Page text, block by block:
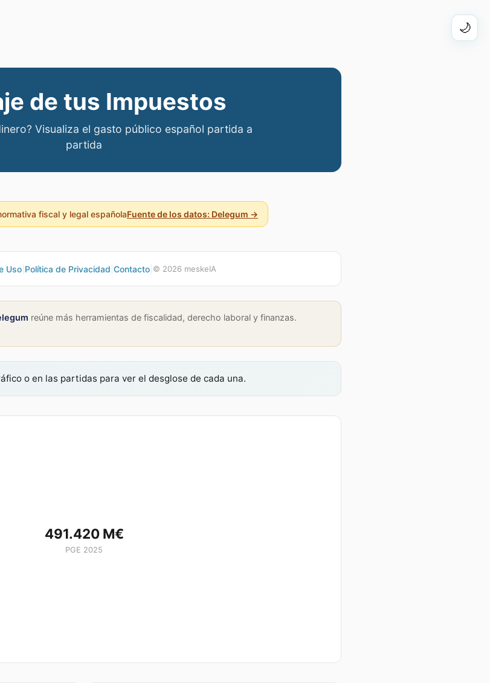
🌙
de tus Impuestos
Visualiza el gasto público español partida a
partida
fiscal y legal españolaFuente de los datos: Delegum →
Uso| Política de Privacidad Contacto| © 2026 meskeIA
reúne más herramientas de fiscalidad, derecho laboral y finanzas.
o en las partidas para ver el desglose de cada una.
491.420M€
PGE 2025